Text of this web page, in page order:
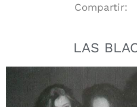
Compartir:
LAS